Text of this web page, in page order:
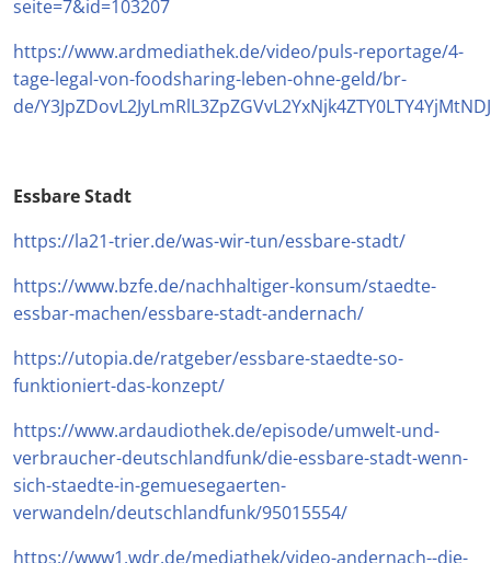
seite=7&id=103207
https://www.ardmediathek.de/video/puls-reportage/4-
tage-legal-von-foodsharing-leben-ohne-geld/br-
de/
Essbare Stadt
https://la21-trier.de/was-wir-tun/essbare-stadt/
https://www.bzfe.de/nachhaltiger-konsum/staedte-
essbar-machen/essbare-stadt-andernach/
https://utopia.de/ratgeber/essbare-staedte-so-
funktioniert-das-konzept/
https://www.ardaudiothek.de/episode/umwelt-und-
verbraucher-deutschlandfunk/die-essbare-stadt-wenn-
sich-staedte-in-gemuesegaerten-
verwandeln/deutschlandfunk/95015554/
https://www1.wdr.de/mediathek/video-andernach--die-